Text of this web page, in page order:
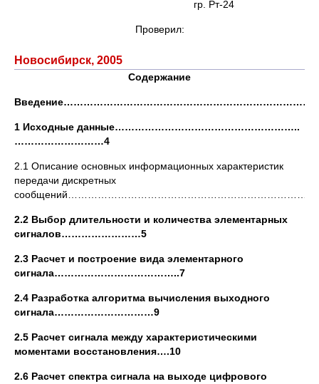
гр. Рт-24
Проверил:
Новосибирск, 2005
Содержание
1 Исходные данные………………………………………………..
………………………4
2.1 Описание основных информационных характеристик
передачи дискретных
2.2 Выбор длительности и количества элементарных
сигналов……………………5
2.3 Расчет и построение вида элементарного
сигнала………………………………..7
2.4 Разработка алгоритма вычисления выходного
сигнала…………………………9
2.5 Расчет сигнала между характеристическими
моментами восстановления….10
2.6 Расчет спектра сигнала на выходе цифрового